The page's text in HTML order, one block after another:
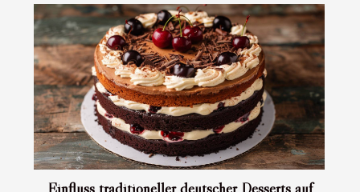
Einfluss traditioneller deutscher Desserts auf